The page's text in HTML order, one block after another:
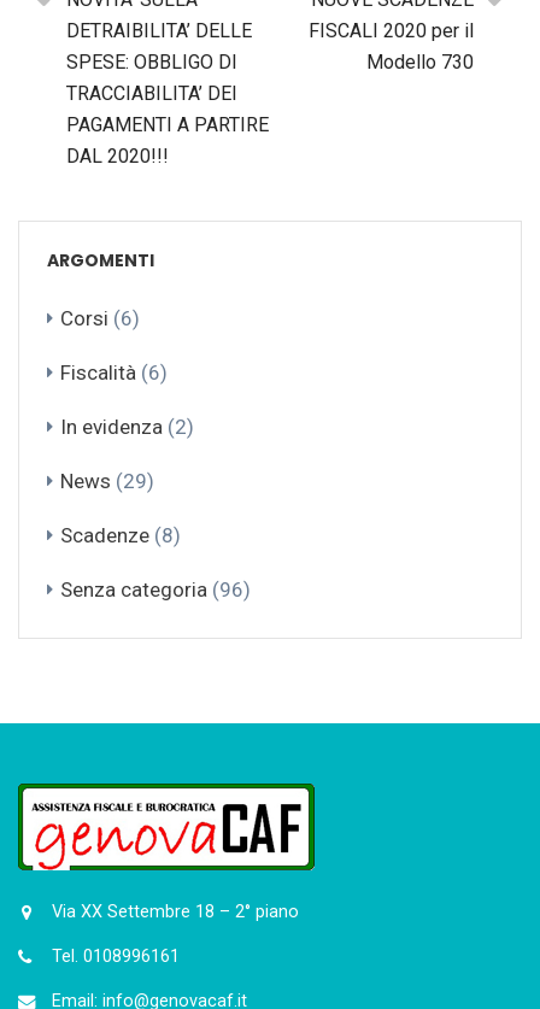
DETRAIBILITA’ DELLE
SPESE: OBBLIGO DI
TRACCIABILITA’ DEI
PAGAMENTI A PARTIRE
DAL 2020!!!
FISCALI 2020 per il
Modello 730
ARGOMENTI
Corsi (6)
Fiscalità (6)
In evidenza (2)
News (29)
Scadenze (8)
Senza categoria (96)
Via XX Settembre 18 – 2° piano
Tel. 0108996161
Email: info@genovacaf.it